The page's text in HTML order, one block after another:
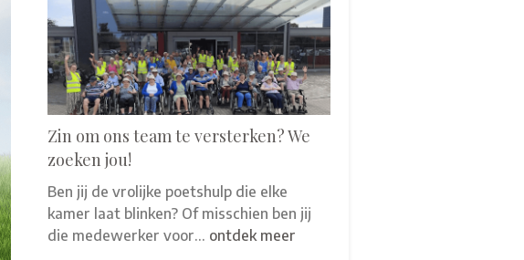
Zin om ons team te versterken? We
zoeken jou!
Ben jij de vrolijke poetshulp die elke
kamer laat blinken? Of misschien ben jij
die medewerker voor… ontdek meer